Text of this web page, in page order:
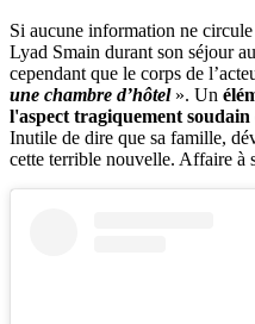
Si aucune information ne
Lyad Smain durant son séjour
cependant que le corps de
une chambre d’hôtel». Un
l'aspect tragiquement soudain
Inutile de dire que sa famille,
cette terrible nouvelle. Affaire à